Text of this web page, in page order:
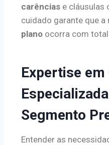
carências e cláusulas
cuidado garante que
plano ocorra com
Expertise
Segmento
Entender as